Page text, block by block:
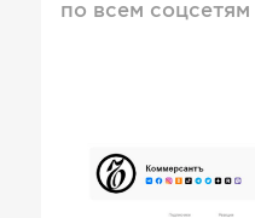
по всем соцсетям